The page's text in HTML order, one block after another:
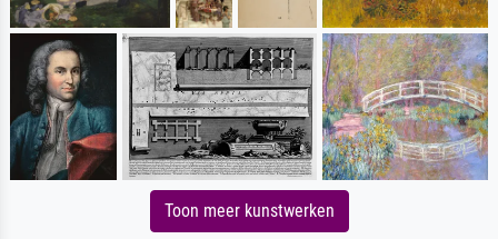
Toon meer kunstwerken